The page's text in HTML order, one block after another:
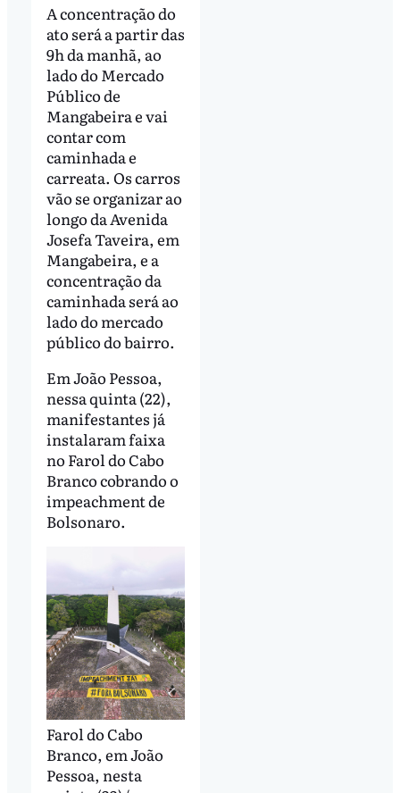
A concentração do
ato será a partir das
9h da manhã, ao
lado do Mercado
Público de
Mangabeira e vai
contar com
caminhada e
carreata. Os carros
vão se organizar ao
longo da Avenida
Josefa Taveira, em
Mangabeira, e a
concentração da
caminhada será ao
lado do mercado
público do bairro.
Em João Pessoa,
nessa quinta (22),
manifestantes já
instalaram faixa
no Farol do Cabo
Branco cobrando o
impeachment de
Bolsonaro.
Farol do Cabo
Branco, em João
Pessoa, nesta